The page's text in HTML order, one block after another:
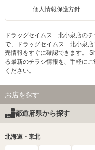
個人情報保護方針
ドラッグセイムス 北小泉店の
で、ドラッグセイムス 北小泉店
売情報をすぐに確認できます。
る最新のチラシ情報を、手軽に
ください。
お店を探す
都道府県から探す
北海道・東北